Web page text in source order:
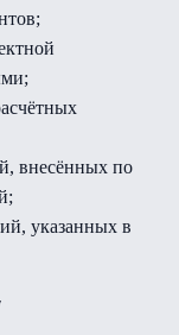
внесённых по
указанных в